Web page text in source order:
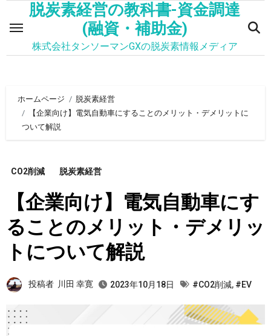
ス
脱炭素経営の教科書-資金調達
(融資・補助金)
株式会社タンソーマンGXの脱炭素情報メディア
ホームページ
脱炭素経営
【企業向け】電気自動車にすることのメリット・デメリットに
ついて解説
CO2削減 脱炭素経営
【企業向け】電気自動車にす
ることのメリット・デメリッ
トについて解説
投稿者 川田 幸寛 2023年10月18日 #CO2削減, #EV